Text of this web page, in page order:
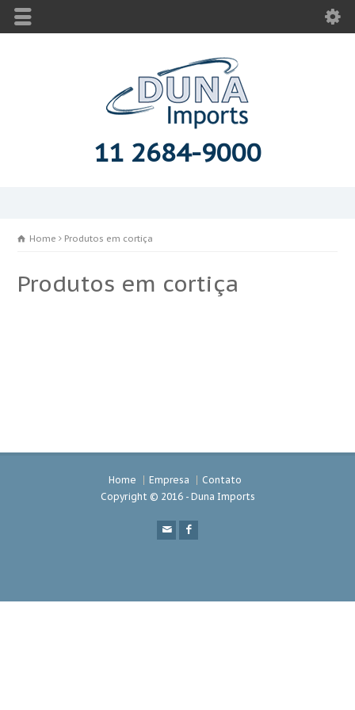
11 2684-9000
Home Produtos em cortiça
Produtos em cortiça
Home Empresa
Contato
Copyright © 2016 - Duna Imports